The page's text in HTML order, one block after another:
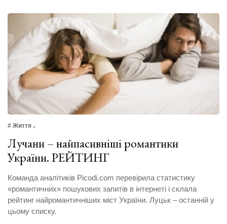
# Життя
Лучани – найпасивніші романтики
України. РЕЙТИНГ
Команда аналітиків Picodi.com перевірила статистику
«романтичних» пошукових запитів в інтернеті і склала
рейтинг найромантичніших міст України. Луцьк – останній у
цьому списку.